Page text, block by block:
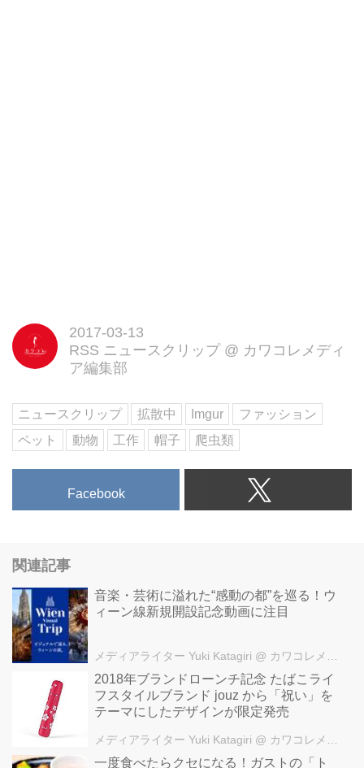
2017-03-13
RSS ニュースクリップ @ カワコレメディ
ア編集部
ニュースクリップ 拡散中 Imgur
ファッション
ペット
動物 工作 帽子 爬虫類
Facebook
関連記事
音楽・芸術に溢れた“感動の都”を巡る！ウ
ィーン線新規開設記念動画に注目
メディアライター Yuki Katagiri @ カワコレメディア編集部
2018年ブランドローンチ記念 たばこライ
フスタイルブランド jouz から「祝い」を
テーマにしたデザインが限定発売
メディアライター Yuki Katagiri @ カワコレメディア編集部
一度食べたらクセになる！ガストの「ト